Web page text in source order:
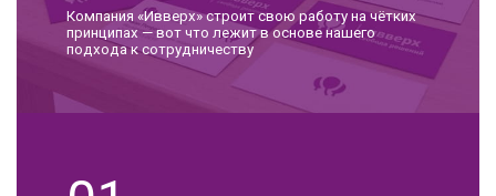
Компания «Ивверх» строит свою работу на чётких
принципах — вот что лежит в основе нашего
подхода к сотрудничеству